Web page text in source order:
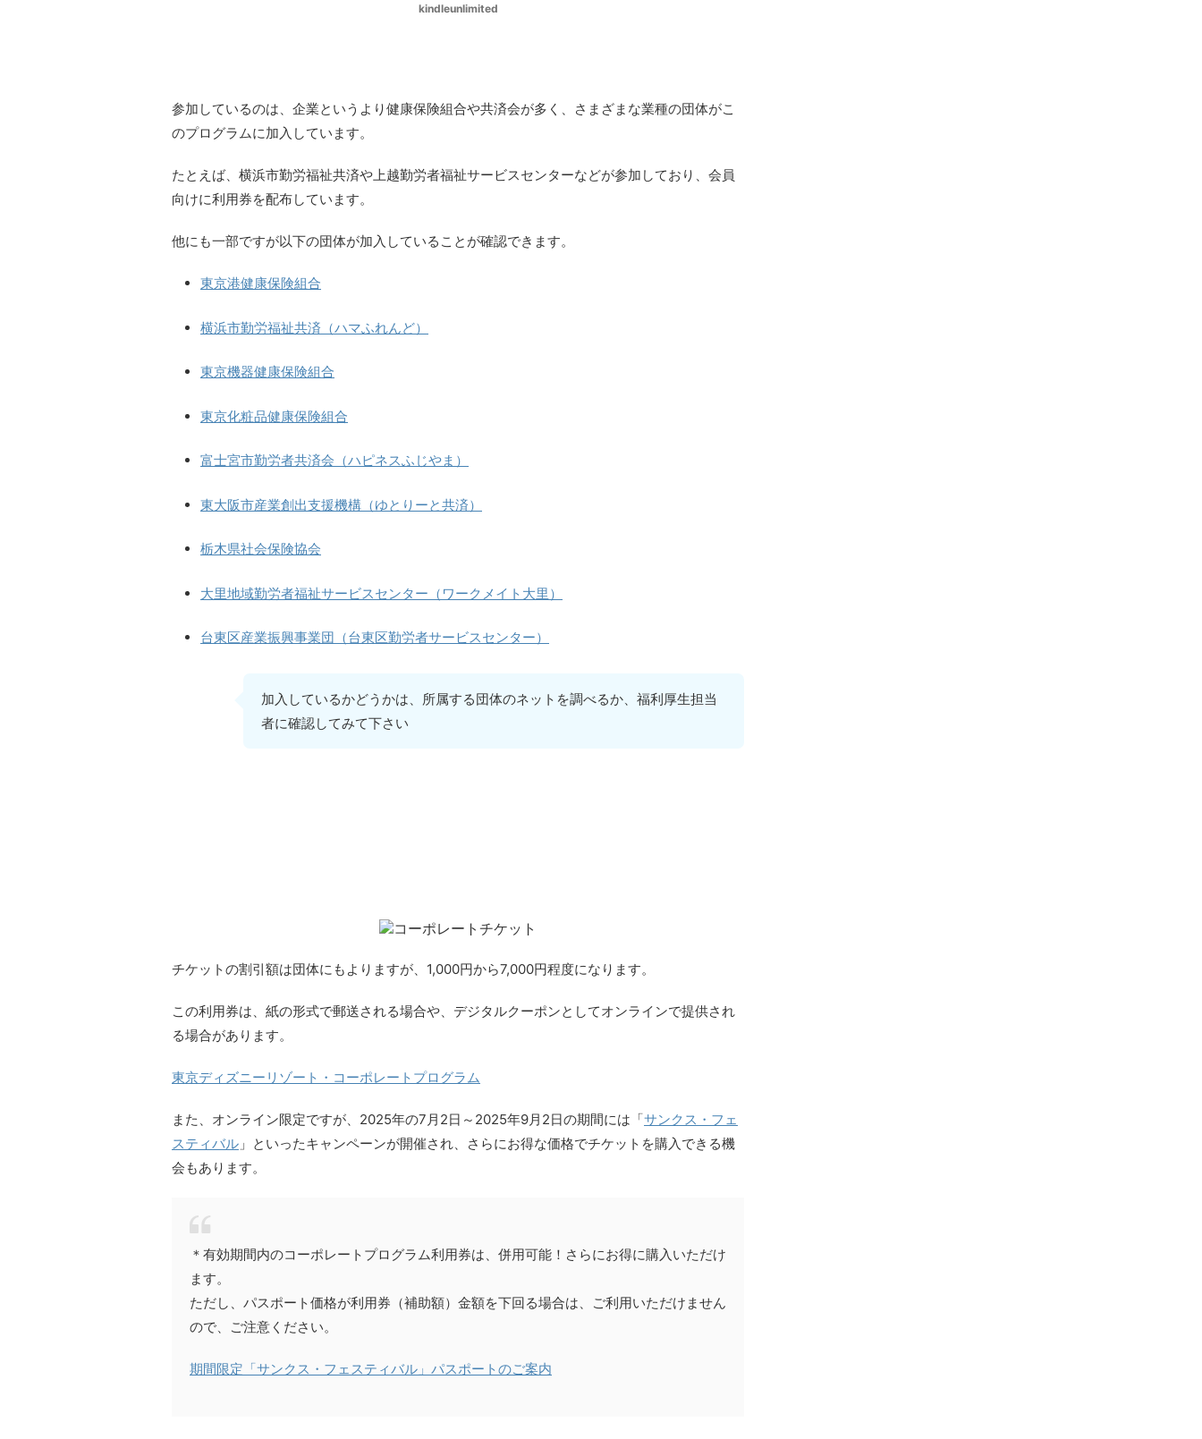
kindleunlimited
参加しているのは、企業というより健康保険組合や共済会が多く、さまざまな業種の団体がこ
のプログラムに加入しています。
たとえば、横浜市勤労福祉共済や上越勤労者福祉サービスセンターなどが参加しており、会員
向けに利用券を配布しています。
他にも一部ですが以下の団体が加入していることが確認できます。
東京港健康保険組合
横浜市勤労福祉共済（ハマふれんど）
東京機器健康保険組合
東京化粧品健康保険組合
富士宮市勤労者共済会（ハピネスふじやま）
東大阪市産業創出支援機構（ゆとりーと共済）
栃木県社会保険協会
大里地域勤労者福祉サービスセンター（ワークメイト大里）
台東区産業振興事業団（台東区勤労者サービスセンター）
加入しているかどうかは、所属する団体のネットを調べるか、福利厚生担当
者に確認してみて下さい
チケットの割引額は団体にもよりますが、1,000円から7,000円程度になります。
この利用券は、紙の形式で郵送される場合や、デジタルクーポンとしてオンラインで提供され
る場合があります。
東京ディズニーリゾート・コーポレートプログラム
また、オンライン限定ですが、2025年の7月2日～2025年9月2日の期間には「サンクス・フェ
スティバル 」といったキャンペーンが開催され、さらにお得な価格でチケットを購入できる機
会もあります。
＊有効期間内のコーポレートプログラム利用券は、併用可能！さらにお得に購入いただけ
ます。
ただし、パスポート価格が利用券（補助額）金額を下回る場合は、ご利用いただけません
ので、ご注意ください。
期間限定「サンクス・フェスティバル」パスポートのご案内